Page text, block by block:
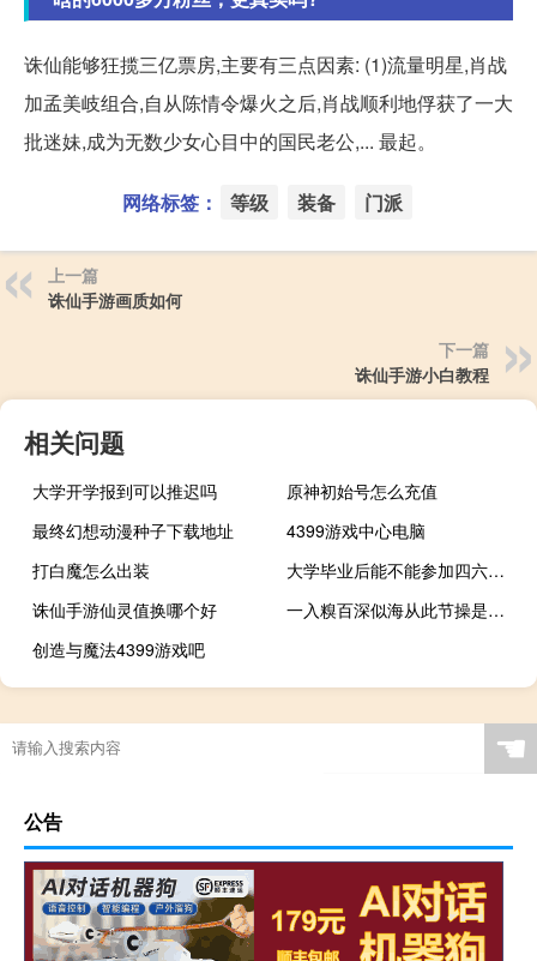
诛仙能够狂揽三亿票房,主要有三点因素: (1)流量明星,肖战
加孟美岐组合,自从陈情令爆火之后,肖战顺利地俘获了一大
批迷妹,成为无数少女心目中的国民老公,... 最起。
网络标签： 等级 装备 门派
上一篇
诛仙手游画质如何
下一篇
诛仙手游小白教程
相关问题
大学开学报到可以推迟吗
原神初始号怎么充值
最终幻想动漫种子下载地址
4399游戏中心电脑
打白魔怎么出装
大学毕业后能不能参加四六级考试
诛仙手游仙灵值换哪个好
一入糗百深似海从此节操是路人是什么梗什么梗
创造与魔法4399游戏吧
☚
公告